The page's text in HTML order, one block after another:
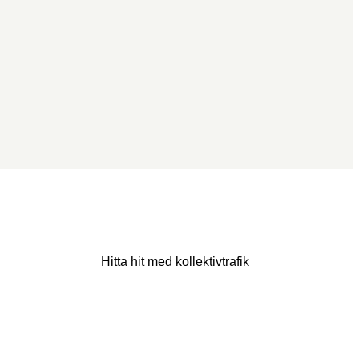
Hitta hit med kollektivtrafik